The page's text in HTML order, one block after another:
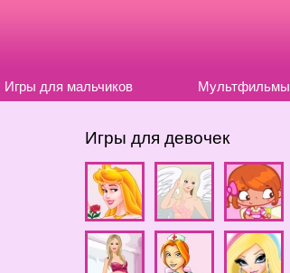
Игры для мальчиков Мультфильмы
Игры для девочек